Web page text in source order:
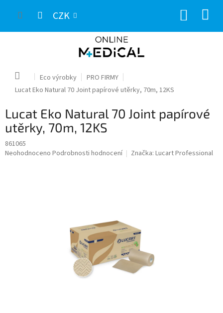
CZK
Domů Eco výrobky
PRO FIRMY
Lucat Eko Natural 70 Joint papírové utěrky, 70m, 12KS
Lucat Eko Natural 70 Joint papírové
utěrky, 70m, 12KS
861065
Průměrné
Neohodnoceno Podrobnosti hodnocení Značka: Lucart Professional